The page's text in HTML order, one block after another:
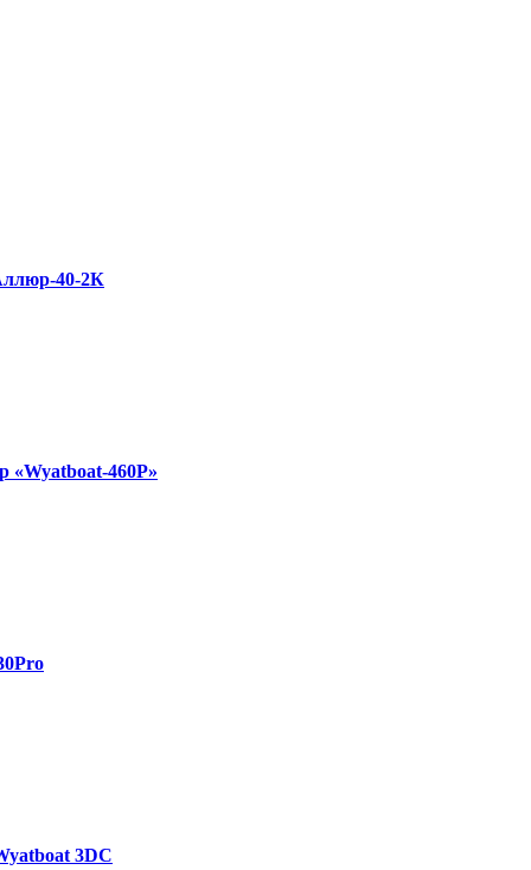
40-2К
«Wyatboat-460P»
3DC